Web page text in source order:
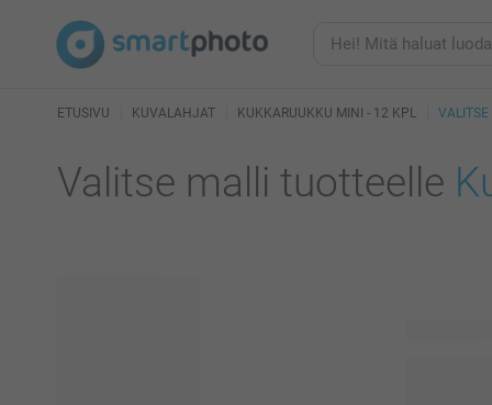
ETUSIVU KUVALAHJAT KUKKARUUKKU MINI - 12 KPL
Valitse malli tuotteelle